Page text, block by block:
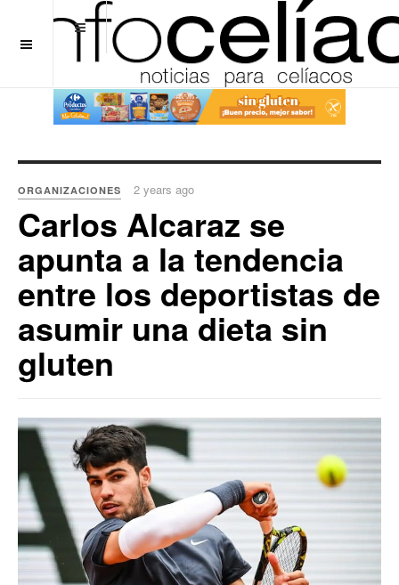
ORGANIZACIONES 2 years ago
Carlos Alcaraz se
apunta a la tendencia
entre los deportistas de
asumir una dieta sin
gluten